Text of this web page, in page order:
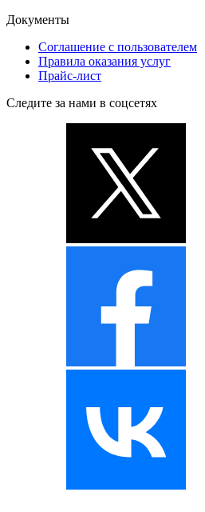
Документы
Соглашение с пользователем
Правила оказания услуг
Прайс-лист
Следите за нами в соцсетях